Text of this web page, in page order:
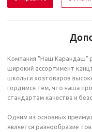
Компания "Наш Карандаш"
широкий ассортимент
школы и хозтоваров
гордимся тем, что наша
стандартам качества и
Одним из основных
является разнообразие